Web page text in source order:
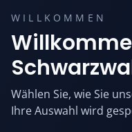
WILLKOMMEN
Wählen Sie, wie Sie
Ihre Auswahl wird